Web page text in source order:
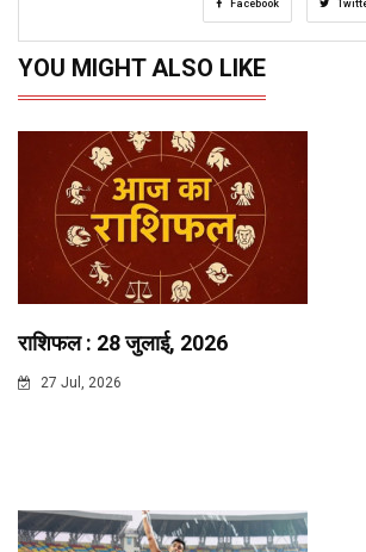
Facebook
YOU MIGHT ALSO LIKE
राशिफल : 28 जुलाई, 2026
27 Jul, 2026